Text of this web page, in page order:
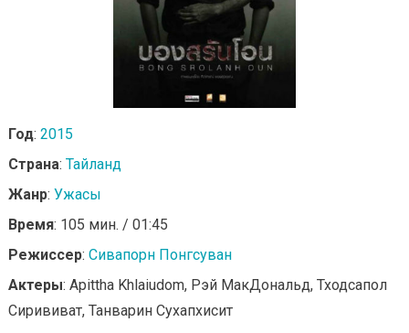
Год: 2015
Страна: Тайланд
Жанр: Ужасы
Время: 105 мин. / 01:45
Режиссер: Сивапорн Понгсуван
Актеры: Apittha Khlaiudom, Рэй МакДональд, Тходсапол
Сирививат, Танварин Сухапхисит